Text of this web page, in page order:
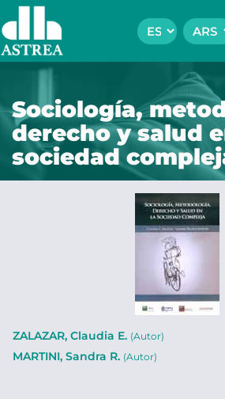
Sociología,
derecho y salud
sociedad
ZALAZAR, Claudia E. (Autor)
MARTINI, Sandra R. (Autor)